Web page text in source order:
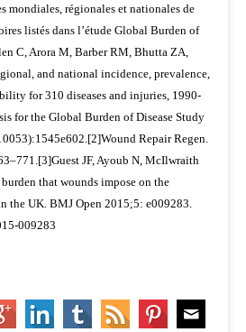
mondiales, régionales et nationales de
listés dans l’étude Global Burden of
C, Arora M, Barber RM, Bhutta ZA,
and national incidence, prevalence,
for 310 diseases and injuries, 1990-
for the Global Burden of Disease Study
Repair Regen.
JF, Ayoub N, McIlwraith
that wounds impose on the
the UK. BMJ Open 2015;5: e009283.
009283